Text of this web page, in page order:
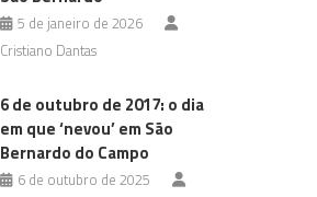
5 de janeiro de 2026
Cristiano Dantas
6 de outubro de 2017: o dia
em que ‘nevou’ em São
Bernardo do Campo
6 de outubro de 2025